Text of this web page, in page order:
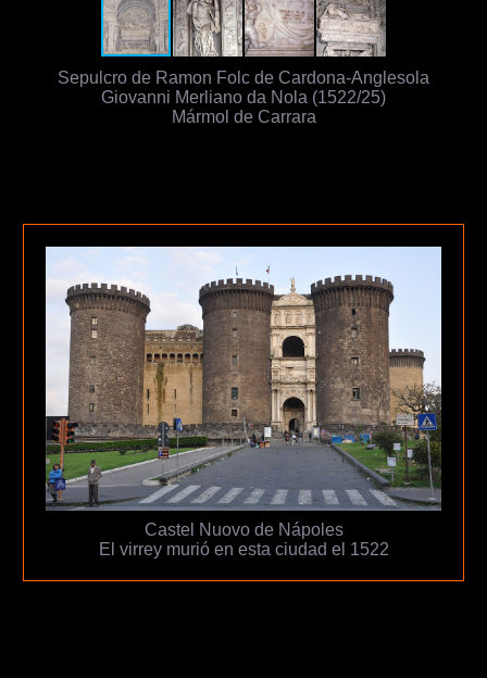
Sepulcro de Ramon Folc de Cardona-Anglesola
Giovanni Merliano da Nola (1522/25)
Mármol de Carrara
Castel Nuovo de Nápoles
El virrey murió en esta ciudad el 1522